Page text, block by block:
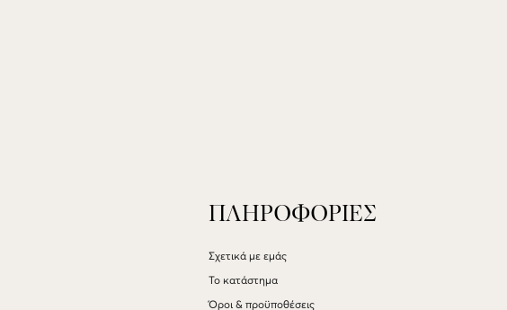
ΠΛΗΡΟΦΟΡΙΕΣ
Σχετικά με εμάς
Το κατάστημα
Όροι & προϋποθέσεις